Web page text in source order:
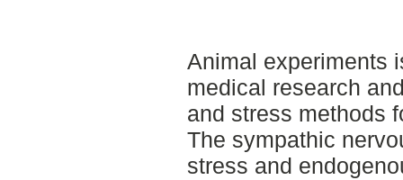
Animal experiments
medical research
and stress methods
The sympathic
stress and